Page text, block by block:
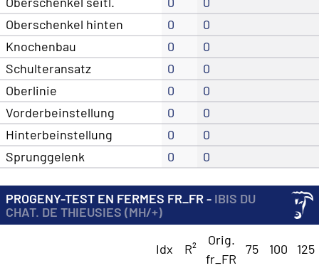
Oberschenkel hinten
0
0
Knochenbau
0
0
Schulteransatz
0
0
Oberlinie
0
0
Vorderbeinstellung
0
0
Hinterbeinstellung
0
0
Sprunggelenk
0 0
PROGENY-TEST EN FERMES FR_FR - IBIS DU
CHAT. DE THIEUSIES (MH/+)
Idx R²
Orig.
fr_FR
75 100 125